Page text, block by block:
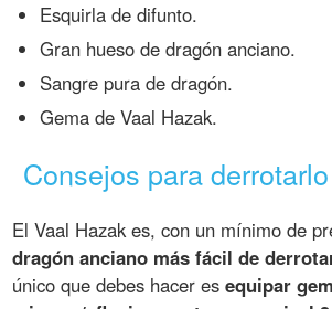
Esquirla de difunto.
Gran hueso de dragón anciano.
Sangre pura de dragón.
Gema de Vaal Hazak.
Consejos para derrotarlo
El Vaal Hazak es, con un mínimo de
dragón anciano más fácil de
único que debes hacer esequipar